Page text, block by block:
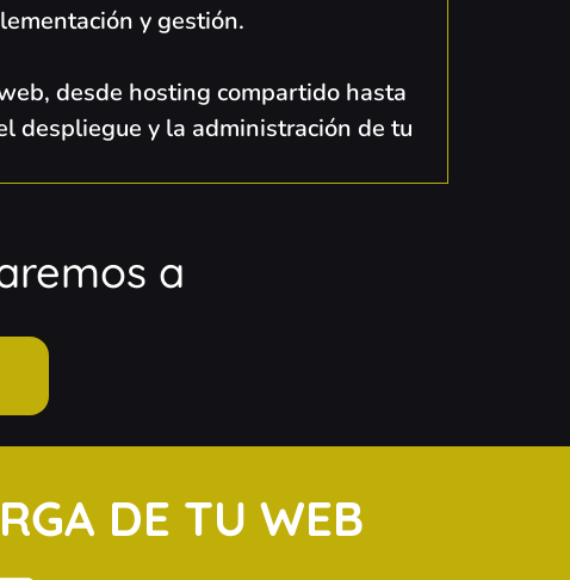
y gestión.
desde hosting compartido hasta
despliegue y la administración de tu
a
DE TU WEB